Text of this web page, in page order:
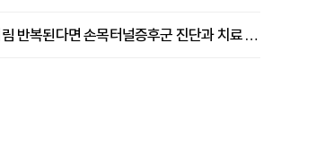
손 저림 반복된다면 손목터널증후군 진단과 치료 시기 살펴야 [김동현 원장 칼럼]